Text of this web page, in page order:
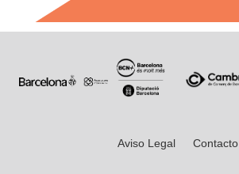
Aviso Legal Contacto